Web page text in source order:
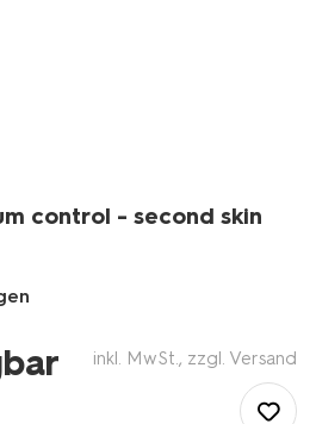
control - second skin
inkl. MwSt., zzgl. Versand